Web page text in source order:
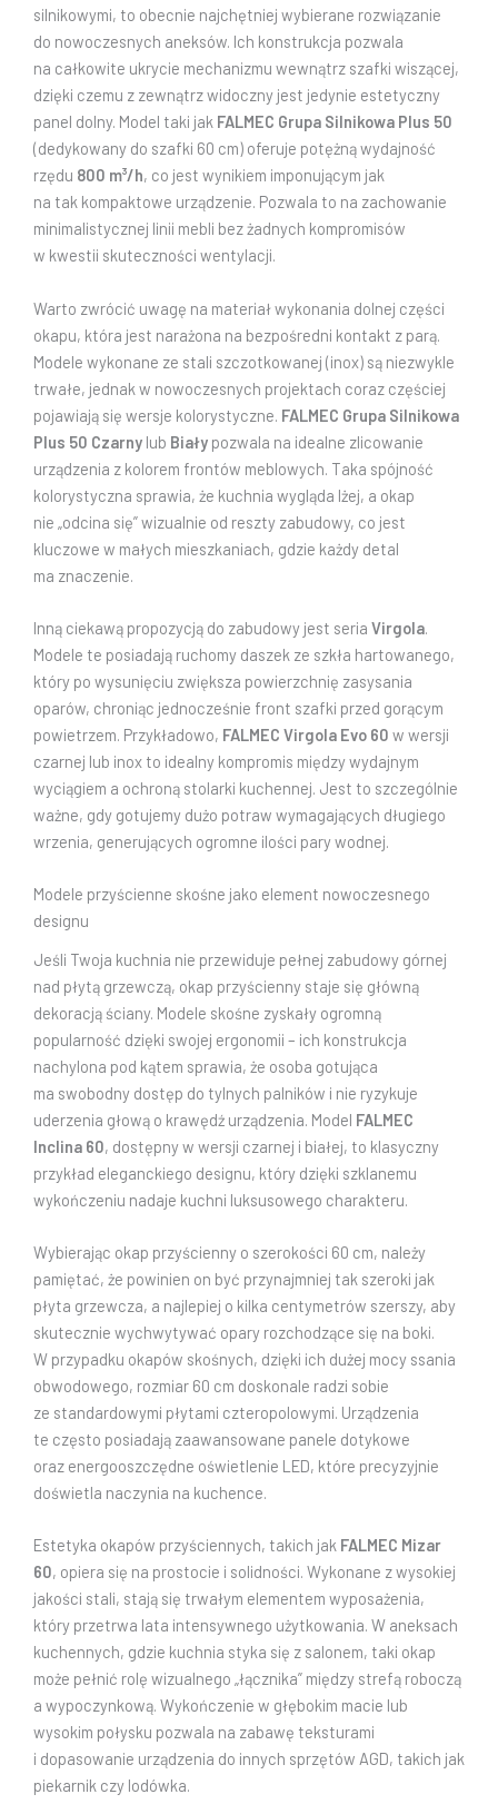
silnikowymi, to obecnie najchętniej wybierane rozwiązanie
do nowoczesnych aneksów. Ich konstrukcja pozwala
na całkowite ukrycie mechanizmu wewnątrz szafki wiszącej,
dzięki czemu z zewnątrz widoczny jest jedynie estetyczny
panel dolny. Model taki jak FALMEC Grupa Silnikowa Plus 50
(dedykowany do szafki 60 cm) oferuje potężną wydajność
rzędu 800 m³/h, co jest wynikiem imponującym jak
na tak kompaktowe urządzenie. Pozwala to na zachowanie
minimalistycznej linii mebli bez żadnych kompromisów
w kwestii skuteczności wentylacji.
Warto zwrócić uwagę na materiał wykonania dolnej części
okapu, która jest narażona na bezpośredni kontakt z parą.
Modele wykonane ze stali szczotkowanej (inox) są niezwykle
trwałe, jednak w nowoczesnych projektach coraz częściej
pojawiają się wersje kolorystyczne. FALMEC Grupa Silnikowa
Plus 50 Czarny lub Biały pozwala na idealne zlicowanie
urządzenia z kolorem frontów meblowych. Taka spójność
kolorystyczna sprawia, że kuchnia wygląda lżej, a okap
nie „odcina się” wizualnie od reszty zabudowy, co jest
kluczowe w małych mieszkaniach, gdzie każdy detal
ma znaczenie.
Inną ciekawą propozycją do zabudowy jest seria Virgola.
Modele te posiadają ruchomy daszek ze szkła hartowanego,
który po wysunięciu zwiększa powierzchnię zasysania
oparów, chroniąc jednocześnie front szafki przed gorącym
powietrzem. Przykładowo, FALMEC Virgola Evo 60 w wersji
czarnej lub inox to idealny kompromis między wydajnym
wyciągiem a ochroną stolarki kuchennej. Jest to szczególnie
ważne, gdy gotujemy dużo potraw wymagających długiego
wrzenia, generujących ogromne ilości pary wodnej.
Modele przyścienne skośne jako element nowoczesnego
designu
Jeśli Twoja kuchnia nie przewiduje pełnej zabudowy górnej
nad płytą grzewczą, okap przyścienny staje się główną
dekoracją ściany. Modele skośne zyskały ogromną
popularność dzięki swojej ergonomii – ich konstrukcja
nachylona pod kątem sprawia, że osoba gotująca
ma swobodny dostęp do tylnych palników i nie ryzykuje
uderzenia głową o krawędź urządzenia. Model FALMEC
Inclina 60, dostępny w wersji czarnej i białej, to klasyczny
przykład eleganckiego designu, który dzięki szklanemu
wykończeniu nadaje kuchni luksusowego charakteru.
Wybierając okap przyścienny o szerokości 60 cm, należy
pamiętać, że powinien on być przynajmniej tak szeroki jak
płyta grzewcza, a najlepiej o kilka centymetrów szerszy, aby
skutecznie wychwytywać opary rozchodzące się na boki.
W przypadku okapów skośnych, dzięki ich dużej mocy ssania
obwodowego, rozmiar 60 cm doskonale radzi sobie
ze standardowymi płytami czteropolowymi. Urządzenia
te często posiadają zaawansowane panele dotykowe
oraz energooszczędne oświetlenie LED, które precyzyjnie
doświetla naczynia na kuchence.
Estetyka okapów przyściennych, takich jak FALMEC Mizar
60, opiera się na prostocie i solidności. Wykonane z wysokiej
jakości stali, stają się trwałym elementem wyposażenia,
który przetrwa lata intensywnego użytkowania. W aneksach
kuchennych, gdzie kuchnia styka się z salonem, taki okap
może pełnić rolę wizualnego „łącznika” między strefą roboczą
a wypoczynkową. Wykończenie w głębokim macie lub
wysokim połysku pozwala na zabawę teksturami
i dopasowanie urządzenia do innych sprzętów AGD, takich jak
piekarnik czy lodówka.